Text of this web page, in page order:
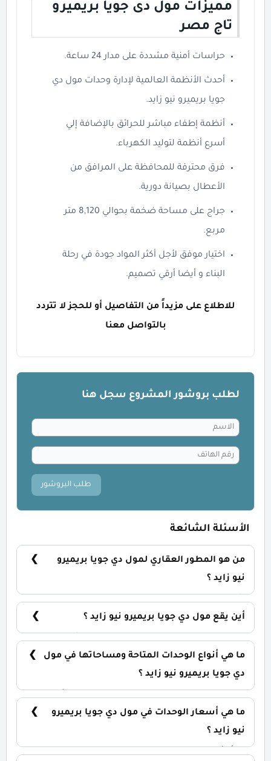
مميزات مول دى جويا بريميرو
تاج مصر
حراسات أمنية مشددة على مدار 24 ساعة.
أحدث الأنظمة العالمية لإدارة وحدات مول دي
جويا بريميرو نيو زايد.
أنظمة إطفاء مباشر للحرائق بالإضافة إلي
أسرع أنظمة لتوليد الكهرباء.
فرق محترفة للمحافظة على المرافق من
الأعطال بصيانة دورية.
جراج على مساحة ضخمة بحوالي 8,120 متر
مربع.
اختيار موفق لأجل أكثر المواد جودة في رحلة
البناء و أيضا أرقي تصميم.
للاطلاع على مزيداً من التفاصيل أو للحجز لا تتردد
بالتواصل معنا
لطلب بروشور المشروع سجل هنا
طلب البروشور
الأسئلة الشائعة
من هو المطور العقاري لمول دي جويا بريميرو
نيو زايد ؟
أين يقع مول دي جويا بريميرو نيو زايد ؟
الجديدة بالكيلو 43 على طريق القاهرة الاسكندرية
الصحراوي.
ما هي أنواع الوحدات المتاحة ومساحاتها في مول
دي جويا بريميرو نيو زايد ؟
تشمل: محلات تجارية: تبدأ من 28 متر² مكاتب إدارية: تبدأ
من 35 متر²
ما هي أسعار الوحدات في مول دي جويا بريميرو
نيو زايد ؟